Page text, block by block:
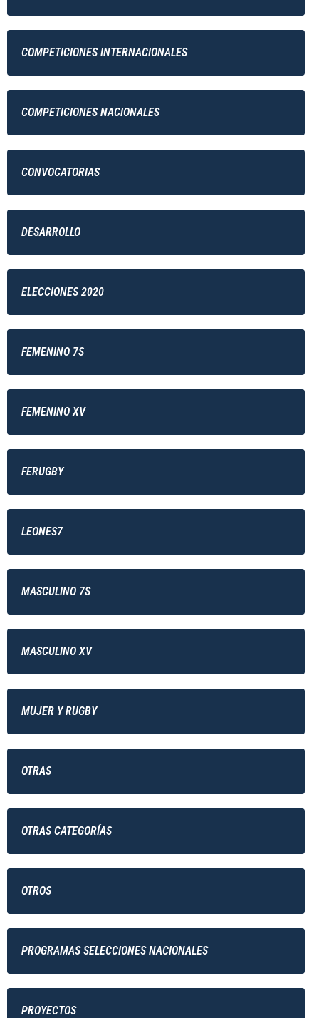
COMPETICIONES INTERNACIONALES
COMPETICIONES NACIONALES
CONVOCATORIAS
DESARROLLO
ELECCIONES 2020
FEMENINO 7S
FEMENINO XV
FERUGBY
LEONES7
MASCULINO 7S
MASCULINO XV
MUJER Y RUGBY
OTRAS
OTRAS CATEGORÍAS
OTROS
PROGRAMAS SELECCIONES NACIONALES
PROYECTOS